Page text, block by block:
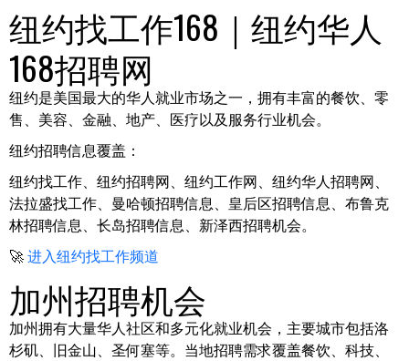
纽约找工作168｜纽约华人
168招聘网
纽约是美国最大的华人就业市场之一，拥有丰富的餐饮、零
售、美容、金融、地产、医疗以及服务行业机会。
纽约招聘信息覆盖：
纽约找工作、纽约招聘网、纽约工作网、纽约华人招聘网、
法拉盛找工作、曼哈顿招聘信息、皇后区招聘信息、布鲁克
林招聘信息、长岛招聘信息、新泽西招聘机会。
🚀 进入纽约找工作频道
加州招聘机会
加州拥有大量华人社区和多元化就业机会，主要城市包括洛
杉矶、旧金山、圣何塞等。当地招聘需求覆盖餐饮、科技、